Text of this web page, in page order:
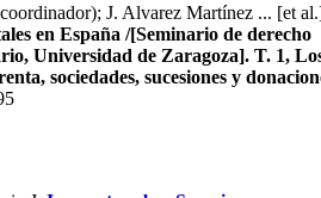
J. Alvarez Martínez ... [et
en España /[Seminario de derecho
Universidad de Zaragoza]. T. 1,
sociedades, sucesiones y